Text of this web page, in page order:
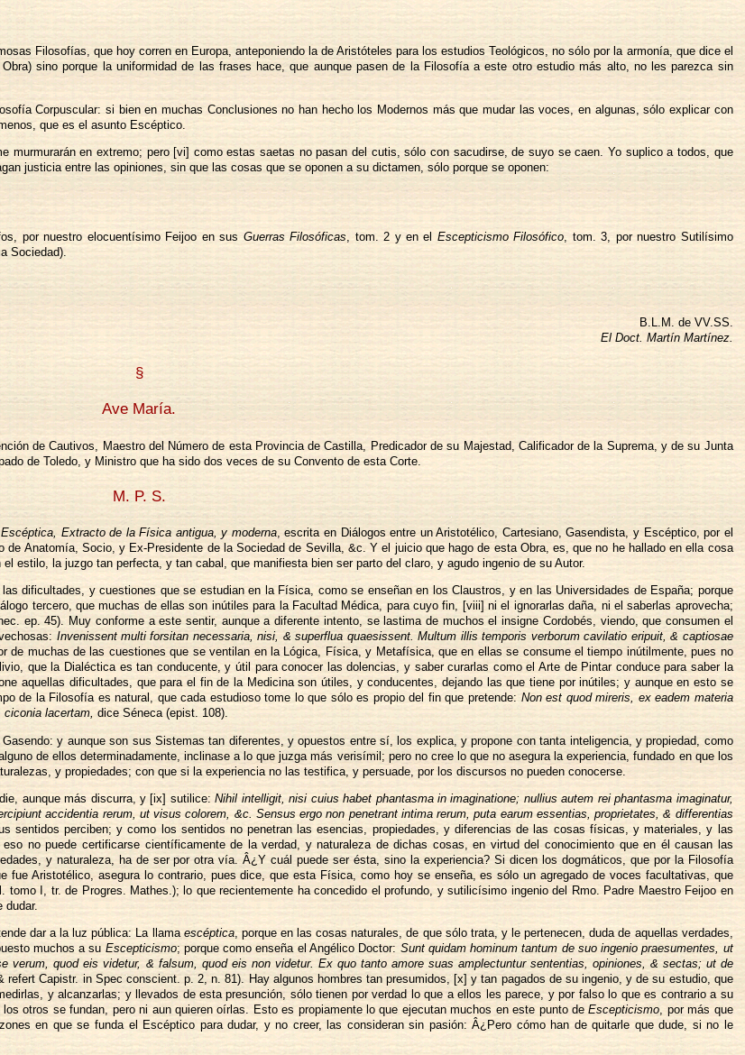
Filosofías, que hoy corren en Europa, anteponiendo la de Aristóteles para los estudios Teológicos, no sólo por la armonía, que dice el
sino porque la uniformidad de las frases hace, que aunque pasen de la Filosofía a este otro estudio más alto, no les parezca sin
Corpuscular: si bien en muchas Conclusiones no han hecho los Modernos más que mudar las voces, en algunas, sólo explicar con
que es el asunto Escéptico.
murmurarán en extremo; pero [vi] como estas saetas no pasan del cutis, sólo con sacudirse, de suyo se caen. Yo suplico a todos, que
justicia entre las opiniones, sin que las cosas que se oponen a su dictamen, sólo porque se oponen:
por nuestro elocuentísimo Feijoo en sus Guerras Filosóficas, tom. 2 y en el Escepticismo Filosófico, tom. 3, por nuestro Sutilísimo
Sociedad).
B.L.M. de VV.SS.
El Doct. Martín Martínez.
§
Ave María.
de Cautivos, Maestro del Número de esta Provincia de Castilla, Predicador de su Majestad, Calificador de la Suprema, y de su Junta
de Toledo, y Ministro que ha sido dos veces de su Convento de esta Corte.
M. P. S.
Extracto de la Física antigua, y moderna, escrita en Diálogos entre un Aristotélico, Cartesiano, Gasendista, y Escéptico, por el
Anatomía, Socio, y Ex-Presidente de la Sociedad de Sevilla, &c. Y el juicio que hago de esta Obra, es, que no he hallado en ella cosa
estilo, la juzgo tan perfecta, y tan cabal, que manifiesta bien ser parto del claro, y agudo ingenio de su Autor.
dificultades, y cuestiones que se estudian en la Física, como se enseñan en los Claustros, y en las Universidades de España; porque
tercero, que muchas de ellas son inútiles para la Facultad Médica, para cuyo fin, [viii] ni el ignorarlas daña, ni el saberlas aprovecha;
ep. 45). Muy conforme a este sentir, aunque a diferente intento, se lastima de muchos el insigne Cordobés, viendo, que consumen el
Invenissent multi forsitan necessaria, nisi, & superflua quaesissent. Multum illis temporis verborum cavilatio eripuit, & captiosae
de muchas de las cuestiones que se ventilan en la Lógica, Física, y Metafísica, que en ellas se consume el tiempo inútilmente, pues no
que la Dialéctica es tan conducente, y útil para conocer las dolencias, y saber curarlas como el Arte de Pintar conduce para saber la
aquellas dificultades, que para el fin de la Medicina son útiles, y conducentes, dejando las que tiene por inútiles; y aunque en esto se
de la Filosofía es natural, que cada estudioso tome lo que sólo es propio del fin que pretende: Non est quod mireris, ex eadem materia
ciconia lacertam,dice Séneca (epist. 108).
y aunque son sus Sistemas tan diferentes, y opuestos entre sí, los explica, y propone con tanta inteligencia, y propiedad, como
de ellos determinadamente, inclinase a lo que juzga más verisímil; pero no cree lo que no asegura la experiencia, fundado en que los
y propiedades; con que si la experiencia no las testifica, y persuade, por los discursos no pueden conocerse.
aunque más discurra, y [ix] sutilice:Nihil intelligit, nisi cuius habet phantasma in imaginatione; nullius autem rei phantasma imaginatur,
accidentia rerum, ut visus colorem, &c. Sensus ergo non penetrant intima rerum, puta earum essentias, proprietates, & differentias
sentidos perciben; y como los sentidos no penetran las esencias, propiedades, y diferencias de las cosas físicas, y materiales, y las
no puede certificarse científicamente de la verdad, y naturaleza de dichas cosas, en virtud del conocimiento que en él causan las
y naturaleza, ha de ser por otra vía. Â¿Y cuál puede ser ésta, sino la experiencia? Si dicen los dogmáticos, que por la Filosofía
fue Aristotélico, asegura lo contrario, pues dice, que esta Física, como hoy se enseña, es sólo un agregado de voces facultativas, que
I, tr. de Progres. Mathes.); lo que recientemente ha concedido el profundo, y sutilicísimo ingenio del Rmo. Padre Maestro Feijoo en
dudar.
dar a la luz pública: La llama escéptica, porque en las cosas naturales, de que sólo trata, y le pertenecen, duda de aquellas verdades,
muchos a su Escepticismo; porque como enseña el Angélico Doctor: Sunt quidam hominum tantum de suo ingenio praesumentes, ut
quod eis videtur, & falsum, quod eis non videtur. Ex quo tanto amore suas amplectuntur sententias, opiniones, & sectas; ut de
refert Capistr. in Spec conscient. p. 2, n. 81). Hay algunos hombres tan presumidos, [x] y tan pagados de su ingenio, y de su estudio, que
y alcanzarlas; y llevados de esta presunción, sólo tienen por verdad lo que a ellos les parece, y por falso lo que es contrario a su
otros se fundan, pero ni aun quieren oírlas. Esto es propiamente lo que ejecutan muchos en este punto deEscepticismo, por más que
en que se funda el Escéptico para dudar, y no creer, las consideran sin pasión: Â¿Pero cómo han de quitarle que dude, si no le